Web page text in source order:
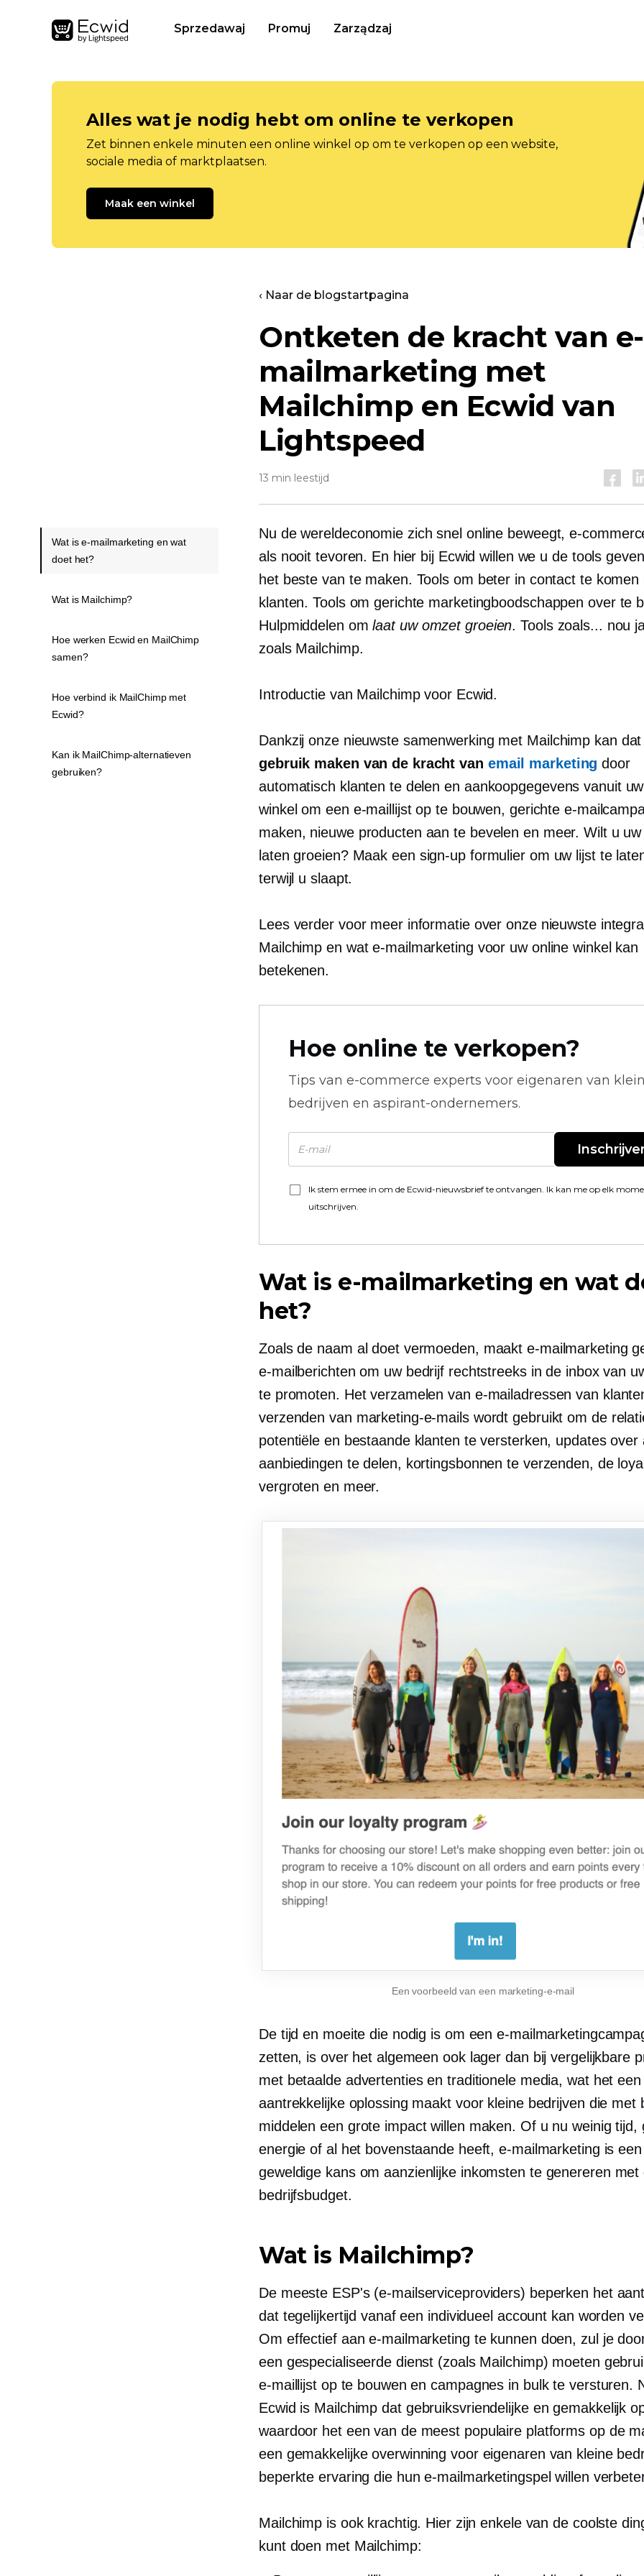
Sprzedawaj Promuj Zarządzaj
Alles wat je nodig hebt om online te verkopen
Zet binnen enkele minuten een online winkel op om te verkopen op een website,
sociale media of marktplaatsen.
Maak een winkel
‹ Naar de blogstartpagina
Ontketen de kracht van e-
mailmarketing met
Mailchimp en Ecwid van
Lightspeed
13 min leestijd
Nu de wereldeconomie zich snel online beweegt,e-
als nooit tevoren. En hier bij Ecwid willen we u de tools
het beste van te maken. Tools om beter in contact te komen
klanten. Tools om gerichte marketingboodschappen over te
Hulpmiddelen omlaat uw omzet groeien. Tools zoals... nou
zoals Mailchimp.
Introductie van Mailchimp voor Ecwid.
Dankzij onze nieuwste samenwerking met Mailchimp kan dat
gebruik maken van de kracht van email marketing door
automatisch klanten te delen en aankoopgegevens vanuit
winkel om een ​​e-maillijst op te bouwen, gerichte e-
maken, nieuwe producten aan te bevelen en meer. Wilt u
laten groeien? Maak een sign-upformulier om uw lijst te
terwijl u slaapt.
Lees verder voor meer informatie over onze nieuwste
Mailchimp en wat e-mailmarketing voor uw online winkel kan
betekenen.
Hoe online te verkopen?
Tips van e-commerce experts voor eigenaren van
bedrijven en aspirant-ondernemers.
Ik stem ermee in om de Ecwid-nieuwsbrief te ontvangen. Ik kan me op elk
uitschrijven.
Wat is e-mailmarketing en wat
het?
Zoals de naam al doet vermoeden, maakt e-mailmarketing
e-mailberichten om uw bedrijf rechtstreeks in de inbox van
te promoten. Het verzamelen van e-mailadressen van
verzenden van marketing-e-mails wordt gebruikt om de
potentiële en bestaande klanten te versterken, updates over
aanbiedingen te delen, kortingsbonnen te verzenden, de
vergroten en meer.
Een voorbeeld van een marketing-e-mail
De tijd en moeite die nodig is om een ​​e-
zetten, is over het algemeen ook lager dan bij vergelijkbare
met betaalde advertenties en traditionele media, wat het een
aantrekkelijke oplossing maakt voor kleine bedrijven die met
middelen een grote impact willen maken. Of u nu weinig tijd,
energie of al het bovenstaande heeft, e-mailmarketing is een
geweldige kans om aanzienlijke inkomsten te genereren met
bedrijfsbudget.
Wat is Mailchimp?
De meeste ESP's (e-mailserviceproviders) beperken het
dat tegelijkertijd vanaf een individueel account kan worden
Om effectief aan e-mailmarketing te kunnen doen, zul je
een gespecialiseerde dienst (zoals Mailchimp) moeten
e-maillijst op te bouwen en campagnes in bulk te versturen.
Ecwid is Mailchimp dat gebruiksvriendelijkeen gemakkelijk
waardoor het een van de meest populaire platforms op de
een gemakkelijke overwinning voor eigenaren van kleine
beperkte ervaring die hun e-mailmarketingspel willen
Mailchimp is ook krachtig. Hier zijn enkele van de coolste
kunt doen met Mailchimp:
Wat is e-mailmarketing en wat
doet het?
Wat is Mailchimp?
Hoe werken Ecwid en MailChimp
samen?
Hoe verbind ik MailChimp met
Ecwid?
Kan ik MailChimp-alternatieven
gebruiken?